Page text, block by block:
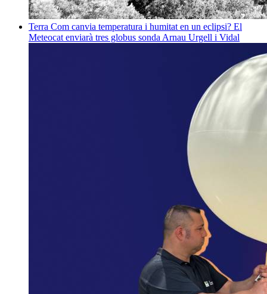
Terra Com canvia temperatura i humitat en un eclipsi? El
Meteocat enviarà tres globus sonda Arnau Urgell i Vidal